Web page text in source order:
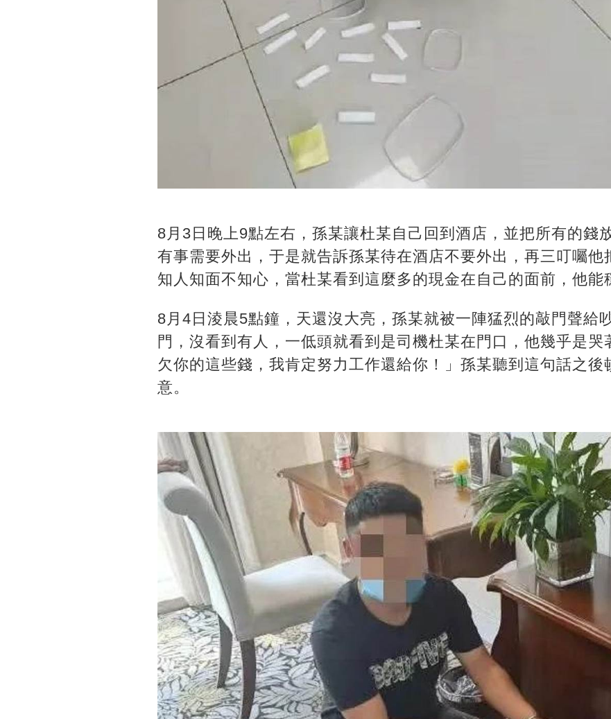
8月3日晚上9點左右，孫某讓杜某自己回到酒店，並把所有的錢
有事需要外出，于是就告訴孫某待在酒店不要外出，再三叮囑他
知人知面不知心，當杜某看到這麼多的現金在自己的面前，他能
8月4日淩晨5點鐘，天還沒大亮，孫某就被一陣猛烈的敲門聲給
門，沒看到有人，一低頭就看到是司機杜某在門口，他幾乎是哭
欠你的這些錢，我肯定努力工作還給你！」孫某聽到這句話之後
意。